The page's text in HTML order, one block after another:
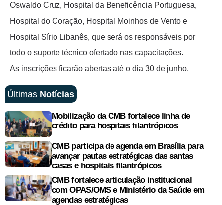
Oswaldo Cruz, Hospital da Beneficência Portuguesa,
Hospital do Coração, Hospital Moinhos de Vento e
Hospital Sírio Libanês, que será os responsáveis por
todo o suporte técnico ofertado nas capacitações.
As inscrições ficarão abertas até o dia 30 de junho.
Últimas Notícias
Mobilização da CMB fortalece linha de
crédito para hospitais filantrópicos
CMB participa de agenda em Brasília para
avançar pautas estratégicas das santas
casas e hospitais filantrópicos
CMB fortalece articulação institucional
com OPAS/OMS e Ministério da Saúde em
agendas estratégicas